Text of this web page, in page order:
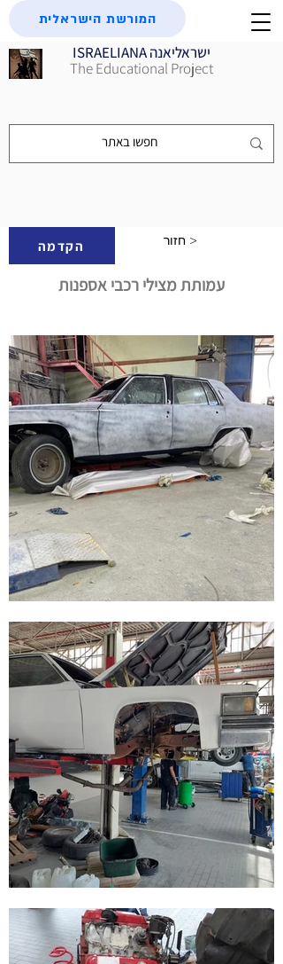
ISRAELIANA ישראליאנה
The Educational Project
המורשת הישראלית
הקדמה חזור >
עמותת מצילי רכבי אספנות